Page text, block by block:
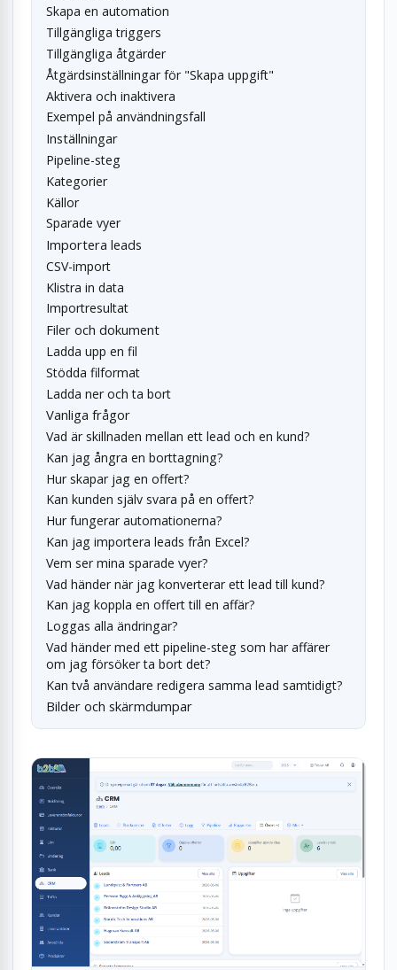
Skapa en automation
Tillgängliga triggers
Tillgängliga åtgärder
Åtgärdsinställningar för "Skapa uppgift"
Aktivera och inaktivera
Exempel på användningsfall
Inställningar
Pipeline-steg
Kategorier
Källor
Sparade vyer
Importera leads
CSV-import
Klistra in data
Importresultat
Filer och dokument
Ladda upp en fil
Stödda filformat
Ladda ner och ta bort
Vanliga frågor
Vad är skillnaden mellan ett lead och en kund?
Kan jag ångra en borttagning?
Hur skapar jag en offert?
Kan kunden själv svara på en offert?
Hur fungerar automationerna?
Kan jag importera leads från Excel?
Vem ser mina sparade vyer?
Vad händer när jag konverterar ett lead till kund?
Kan jag koppla en offert till en affär?
Loggas alla ändringar?
Vad händer med ett pipeline-steg som har affärer
om jag försöker ta bort det?
Kan två användare redigera samma lead samtidigt?
Bilder och skärmdumpar